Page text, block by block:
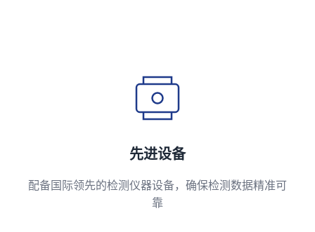
先进设备
配备国际领先的检测仪器设备，确保检测数据精准可
靠